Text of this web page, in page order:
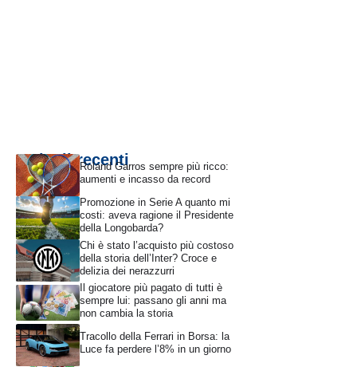
Articoli recentiRoland Garros sempre più ricco:
aumenti e incasso da record
Promozione in Serie A quanto mi
costi: aveva ragione il Presidente
della Longobarda?
Chi è stato l’acquisto più costoso
della storia dell’Inter? Croce e
delizia dei nerazzurri
Il giocatore più pagato di tutti è
sempre lui: passano gli anni ma
non cambia la storia
Tracollo della Ferrari in Borsa: la
Luce fa perdere l’8% in un giorno